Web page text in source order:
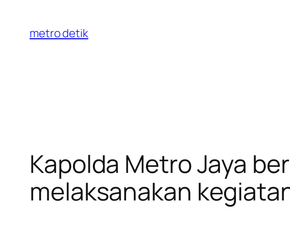
content
metro detik
Kapolda Metro Jaya
melaksanakan